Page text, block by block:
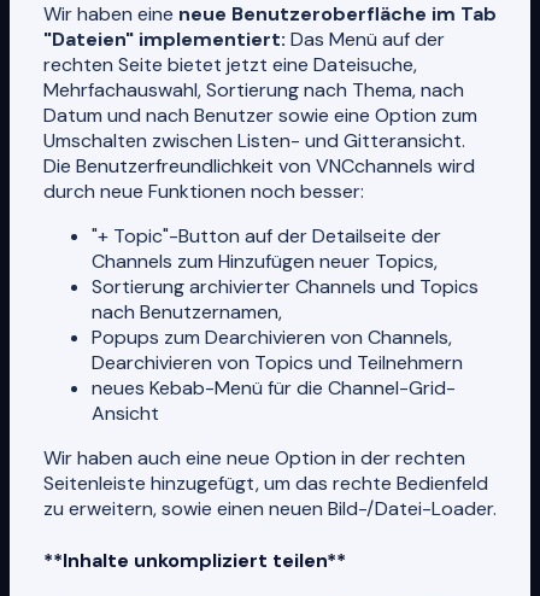
Wir haben eine neue Benutzeroberfläche im Tab
"Dateien" implementiert: Das Menü auf der
rechten Seite bietet jetzt eine Dateisuche,
Mehrfachauswahl, Sortierung nach Thema, nach
Datum und nach Benutzer sowie eine Option zum
Umschalten zwischen Listen- und Gitteransicht.
Die Benutzerfreundlichkeit von VNCchannels wird
durch neue Funktionen noch besser:
"+ Topic"-Button auf der Detailseite der
Channels zum Hinzufügen neuer Topics,
Sortierung archivierter Channels und Topics
nach Benutzernamen,
Popups zum Dearchivieren von Channels,
Dearchivieren von Topics und Teilnehmern
neues Kebab-Menü für die Channel-Grid-
Ansicht
Wir haben auch eine neue Option in der rechten
Seitenleiste hinzugefügt, um das rechte Bedienfeld
zu erweitern, sowie einen neuen Bild-/Datei-Loader.
**Inhalte unkompliziert teilen**